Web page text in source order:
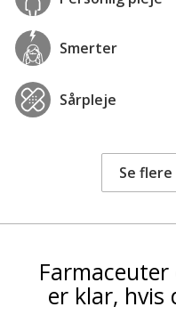
Smerter
Sårpleje
Se
er klar, hvis